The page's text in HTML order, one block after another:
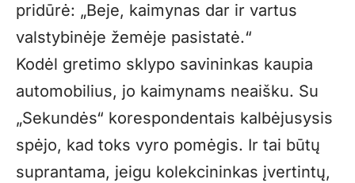
pridūrė: „Beje, kaimynas dar ir vartus
valstybinėje žemėje pasistatė.“
Kodėl gretimo sklypo savininkas kaupia
automobilius, jo kaimynams neaišku. Su
„Sekundės“ korespondentais kalbėjusysis
spėjo, kad toks vyro pomėgis. Ir tai būtų
suprantama, jeigu kolekcininkas įvertintų,